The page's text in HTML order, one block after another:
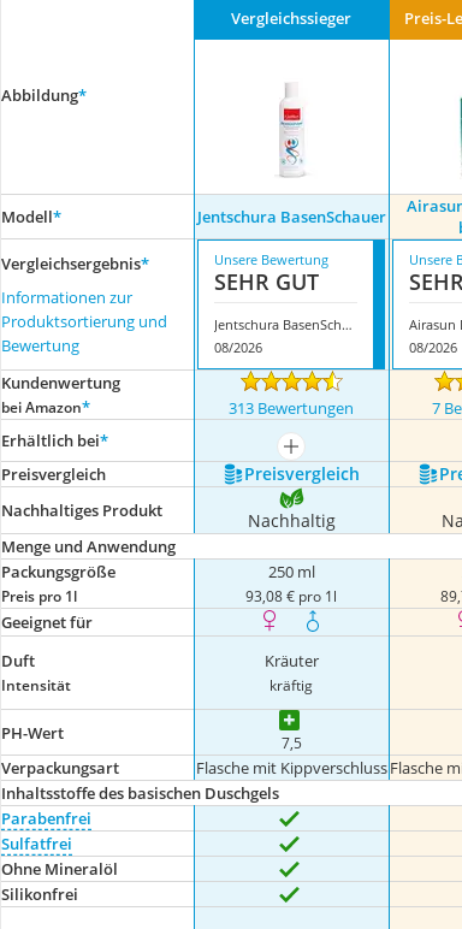
Service
Abbildung*
Vergleichssieger Preis-
Modell* Jentschura BasenSchauer
Vergleichsergebnis*
Informationen zur
Produktsortierung und
Bewertung
Unsere Bewertung
SEHR GUT
Jentschura BasenSchauer
08/2026
Unsere
08/2026
Kundenwertung
bei Amazon* 313 Bewertungen 7
Erhältlich bei*
mehr anzeigen
Preis­vergleich
Preis­vergleich
Nachhaltiges Produkt Nachhaltig
Menge und Anwendung
Packungsgröße
Preis pro 1l
250 ml
93,08 € pro 1l
Geeignet für
Duft
Intensität
Kräuter
kräftig
PH-Wert 7,5
Verpackungsart Flasche mit KippverschlussFlasche
Inhaltsstoffe des basischen Duschgels
Parabenfrei
Sulfatfrei
Ohne Mineralöl
Silikonfrei